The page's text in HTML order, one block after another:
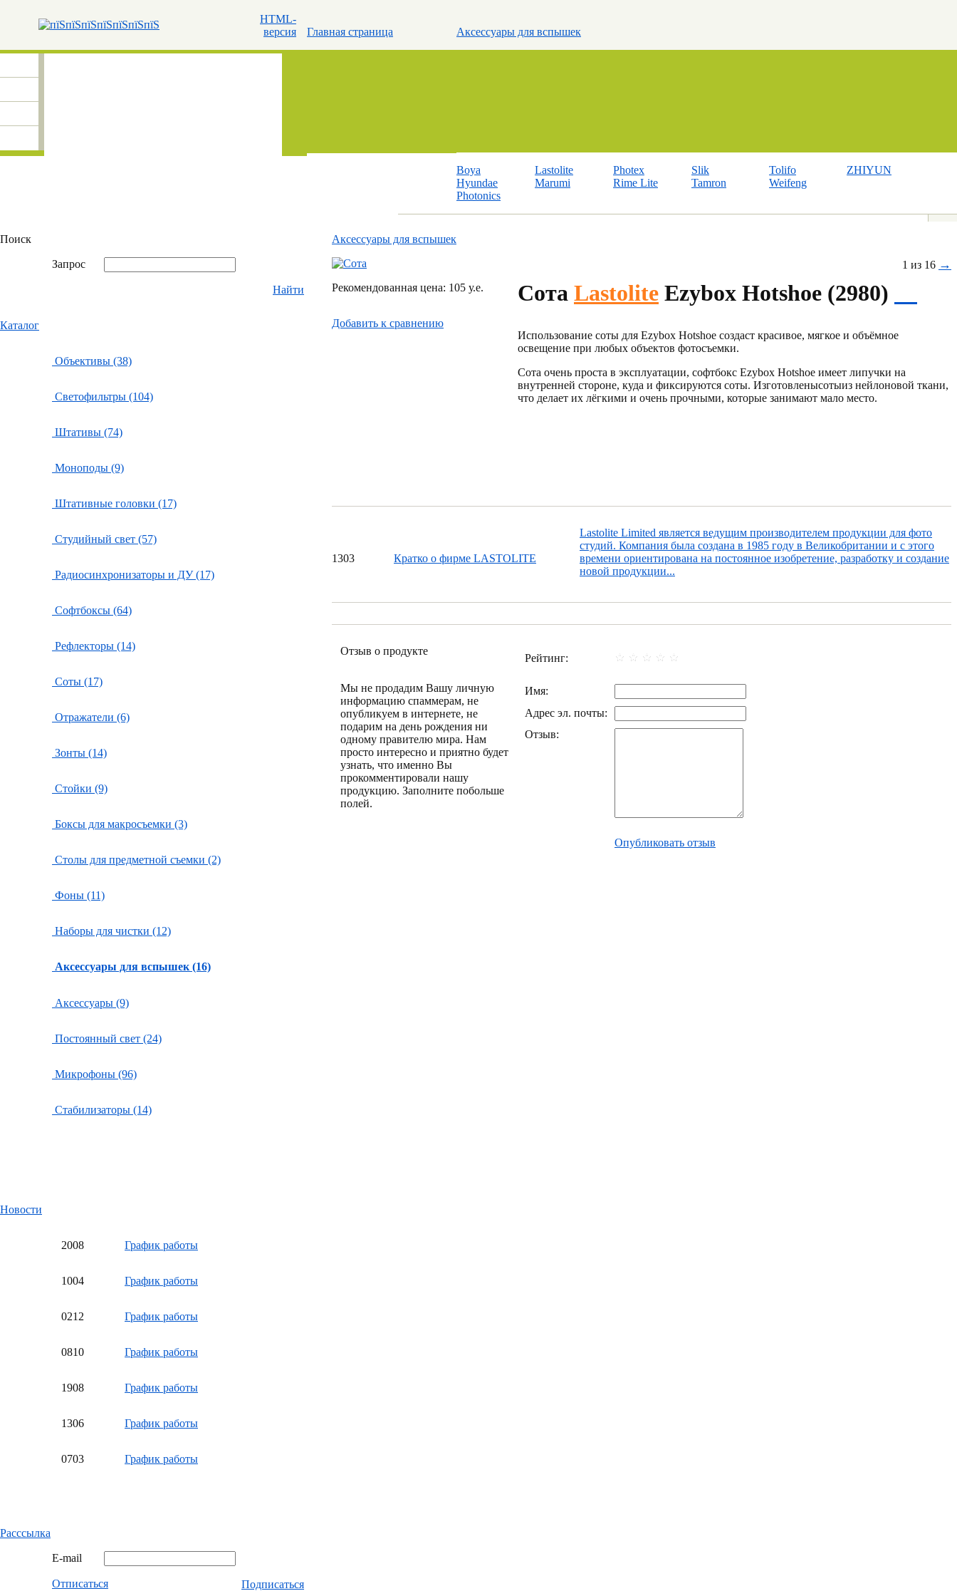
HTML-
версия
Главная страница Аксессуары для вспышек
Boya
Hyundae
Photonics
Lastolite
Marumi
Photex
Rime Lite
Slik
Tamron
Tolifo
Weifeng
ZHIYUN
Поиск
Запрос
Найти
Каталог
Объективы (38)
Светофильтры (104)
Штативы (74)
Моноподы (9)
Штативные головки (17)
Студийный свет (57)
Радиосинхронизаторы и ДУ (17)
Софтбоксы (64)
Рефлекторы (14)
Соты (17)
Отражатели (6)
Зонты (14)
Стойки (9)
Боксы для макросъемки (3)
Столы для предметной съемки (2)
Фоны (11)
Наборы для чистки (12)
Аксессуары для вспышек (16)
Аксессуары (9)
Постоянный свет (24)
Микрофоны (96)
Стабилизаторы (14)
Новости
2008 График работы
1004 График работы
0212 График работы
0810 График работы
1908 График работы
1306 График работы
0703 График работы
Расссылка
E-mail
Отписаться Подписаться
Аксессуары для вспышек
Рекомендованная цена: 105 у.е.
Добавить к cравнению
1 из 16 →
Сота Lastolite Ezybox Hotshoe (2980)
Использование соты для Ezybox Hotshoe создаст красивое, мягкое и объёмное
освещение при любых объектов фотосъемки.
Сота очень проста в эксплуатации, софтбокс Ezybox Hotshoe имеет липучки на
внутренней стороне, куда и фиксируются соты. Изготовленысотыиз нейлоновой ткани,
что делает их лёгкими и очень прочными, которые занимают мало место.
1303 Кратко о фирме LASTOLITE
Lastolite Limited является ведущим производителем продукции для фото
студий. Компания была создана в 1985 году в Великобритании и с этого
времени ориентирована на постоянное изобретение, разработку и создание
новой продукции...
Отзыв о продукте
Мы не продадим Вашу личную
информацию спаммерам, не
опубликуем в интернете, не
подарим на день рождения ни
одному правителю мира. Нам
просто интересно и приятно будет
узнать, что именно Вы
прокомментировали нашу
продукцию. Заполните побольше
полей.
Рейтинг:
Имя:
Адрес эл. почты:
Отзыв:
Опубликовать отзыв